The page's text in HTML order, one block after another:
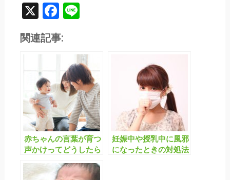
X Facebook
Line
関連記事:
赤ちゃんの言葉が育つ
声かけってどうしたら
妊娠中や授乳中に風邪
になったときの対処法